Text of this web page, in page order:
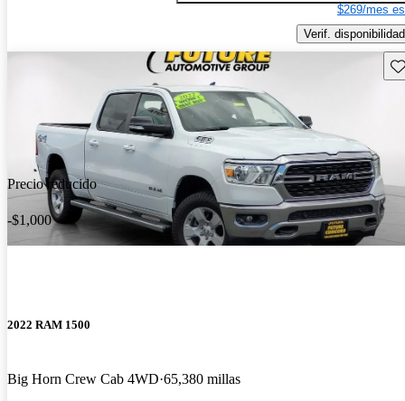
$269/mes
Verif. disponibilidad
Precio reducido
-$1,000
2022 RAM 1500
Big Horn Crew Cab 4WD 65,380 millas